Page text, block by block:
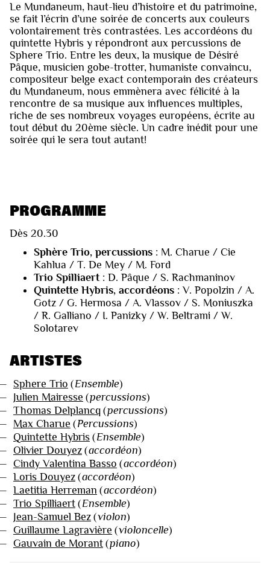
Le Mundaneum, haut-lieu d’histoire et du patrimoine,
se fait l’écrin d’une soirée de concerts aux couleurs
volontairement très contrastées. Les accordéons du
quintette Hybris y répondront aux percussions de
Sphere Trio. Entre les deux, la musique de Désiré
Pâque, musicien gobe-trotter, humaniste convaincu,
compositeur belge exact contemporain des créateurs
du Mundaneum, nous emmènera avec félicité à la
rencontre de sa musique aux influences multiples,
riche de ses nombreux voyages européens, écrite au
tout début du 20ème siècle. Un cadre inédit pour une
soirée qui le sera tout autant!
PROGRAMME
Dès 20.30
Sphère Trio, percussions : M. Charue / Cie
Kahlua / T. De Mey / M. Ford
Trio Spilliaert : D. Pâque / S. Rachmaninov
Quintette Hybris, accordéons : V. Popolzin / A.
Gotz / G. Hermosa / A. Vlassov / S. Moniuszka
/ R. Galliano / I. Panizky / W. Beltrami / W.
Solotarev
ARTISTES
Sphere Trio (Ensemble)
Julien Mairesse (percussions)
Thomas Delplancq (percussions)
Max Charue (Percussions)
Quintette Hybris (Ensemble)
Olivier Douyez (accordéon)
Cindy Valentina Basso (accordéon)
Loris Douyez (accordéon)
Laetitia Herreman (accordéon)
Trio Spilliaert (Ensemble)
Jean-Samuel Bez (violon)
Guillaume Lagravière (violoncelle)
Gauvain de Morant (piano)